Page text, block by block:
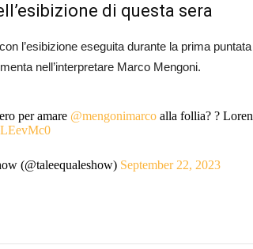
di questa sera
l’esibizione eseguita durante la prima
nell’interpretare Marco Mengoni.
per amare @mengonimarcoalla follia? ?
(@taleequaleshow) September 22, 2023